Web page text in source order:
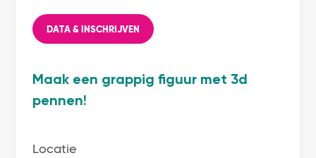
DATA & INSCHRIJVEN
Maak een grappig figuur met 3d
pennen!
Locatie